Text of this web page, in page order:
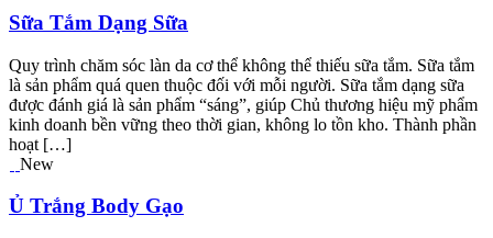
Sữa Tắm Dạng Sữa
Quy trình chăm sóc làn da cơ thể không thể thiếu sữa tắm. Sữa tắm
là sản phẩm quá quen thuộc đối với mỗi người. Sữa tắm dạng sữa
được đánh giá là sản phẩm “sáng”, giúp Chủ thương hiệu mỹ phẩm
kinh doanh bền vững theo thời gian, không lo tồn kho. Thành phần
hoạt […]
New
Ủ Trắng Body Gạo